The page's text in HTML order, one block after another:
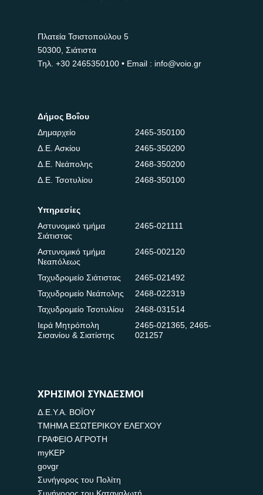
Πλατεία Τσιστοπούλου 5
50300, Σιάτιστα
Τηλ. +30 2465350100 • Email : info@voio.gr
Δήμος Βοΐου
Δημαρχείο
2465-350100
Δ.Ε. Ασκίου
2465-350200
Δ.Ε. Νεάπολης
2468-350200
Δ.Ε. Τσοτυλίου
2468-350100
Υπηρεσίες
Αστυνομικό τμήμα
Σιάτιστας
2465-021111
Αστυνομικό τμήμα
Νεαπόλεως
2465-002120
Ταχυδρομείο Σιάτιστας
2465-021492
Ταχυδρομείο Νεάπολης
2468-022319
Ταχυδρομείο Τσοτυλίου
2468-031514
Ιερά Μητρόπολη
Σισανίου & Σιατίστης
2465-021365, 2465-
021257
ΧΡΗΣΙΜΟΙ ΣΥΝΔΕΣΜΟΙ
Δ.Ε.Υ.Α. ΒΟΪΟΥ
ΤΜΗΜΑ ΕΣΩΤΕΡΙΚΟΥ ΕΛΕΓΧΟΥ
ΓΡΑΦΕΙΟ ΑΓΡΟΤΗ
myKEP
govgr
Συνήγορος του Πολίτη